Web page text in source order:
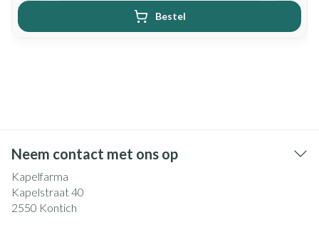
Bestel
Neem contact met ons op
Kapelfarma
Kapelstraat 40
2550 Kontich